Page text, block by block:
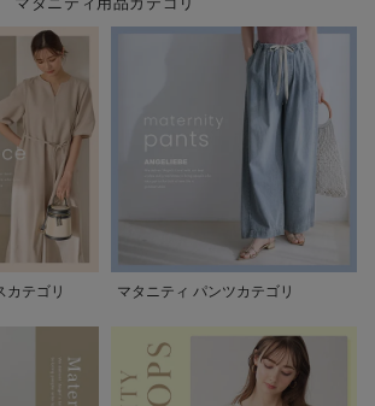
カテゴリ マタニティ パンツカテゴリ